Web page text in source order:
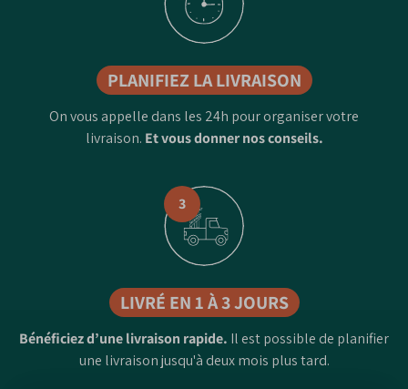
PLANIFIEZ LA LIVRAISON
On vous appelle dans les 24h pour organiser votre
livraison. Et vous donner nos conseils.
3
LIVRÉ EN 1 À 3 JOURS
Bénéficiez d’une livraison rapide. Il est possible de planifier
une livraison jusqu'à deux mois plus tard.